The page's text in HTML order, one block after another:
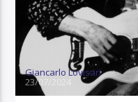
Giancarlo Lovisari
23/07/2024